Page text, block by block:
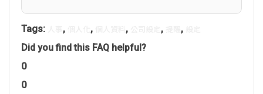
Tags: , , , , ,
Did you find this FAQ helpful?
0
0